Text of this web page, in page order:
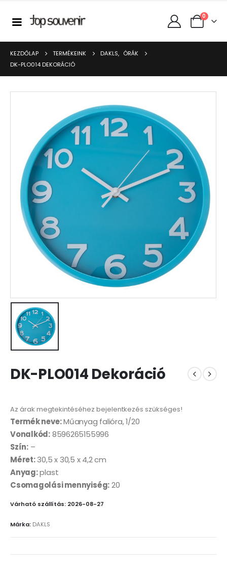
0
KEZDŐLAP TERMÉKEINK DAKLS, ÓRÁK
DK-PLO014 DEKORÁCIÓ
DK-PLO014 Dekoráció
Az árak megtekintéséhez bejelentkezés szükséges!
Termék neve:Műanyag falióra, 1/20
Vonalkód:8596265155996
Szín:–
Méret:30,5 x 30,5 x 4,2 cm
Anyag:plast
Csomagolási mennyiség:20
Várható szállítás: 2026-08-27
Márka: DAKLS